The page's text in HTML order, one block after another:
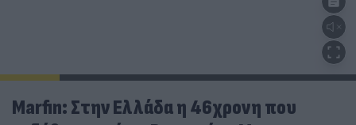
Marfin: Στην Ελλάδα η 46χρονη που